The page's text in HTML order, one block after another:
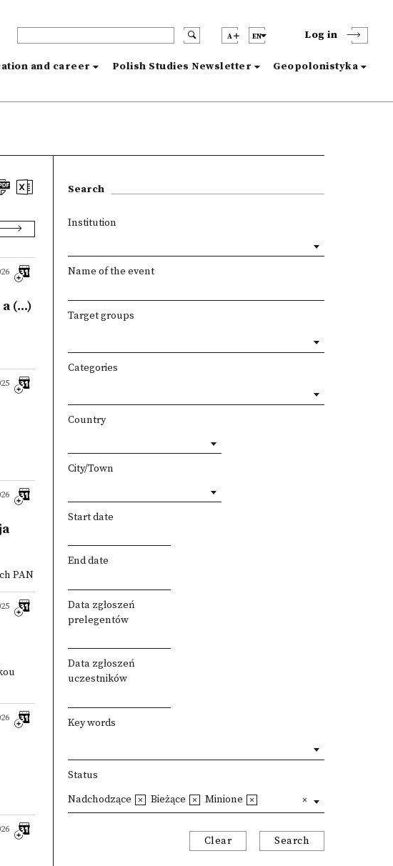
A EN Log in
and career Polish Studies Newsletter Geopolonistyka
(...)
PAN
Search
Institution
Name of the event
Target groups
Categories
Country
City/Town
Start date
End date
Data zgłoszeń
prelegentów
Data zgłoszeń
uczestników
Key words
Status
Nadchodzące Bieżące Minione
Clear Search